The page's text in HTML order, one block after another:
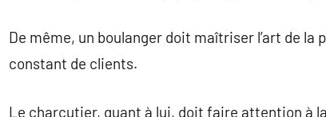
De même, un boulanger doit maîtriser l’art de
constant de clients.
Le charcutier, quant à lui, doit faire attention à